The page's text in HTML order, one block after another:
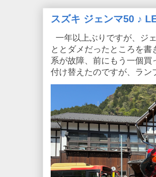
スズキ ジェンマ50 ♪
一年以上ぶりですが、ジ
ととダメだったところを
系が故障、前にもう一個
付け替えたのですが、ラ